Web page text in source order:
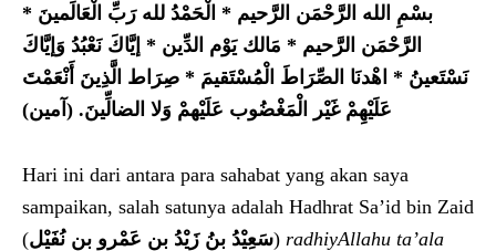
بسْمِ الله الرَّحْمَن الرَّحيم * الْحَمْدُ لله رَبِّ الْعَالَمينَ *
الرَّحْمَن الرَّحيم * مَالك يَوْم الدِّين * إيَّاكَ نَعْبُدُ وَإيَّاكَ
نَسْتَعينُ * اهْدنَا الصِّرَاطَ الْمُسْتَقيمَ * صِرَاط الَّذِينَ أَنْعَمْتَ
عَلَيْهِمْ غَيْر الْمَغْضُوب عَلَيْهمْ وَلا الضالِّينَ. (آمين)
Hari ini dari antara para sahabat yang akan saya
sampaikan, salah satunya adalah Hadhrat Sa’id bin Zaid
(سَعِيْدُ بنُ زَيْدُ بن عَمْرو بن نُفَيْل) radhiyAllahu ta’ala